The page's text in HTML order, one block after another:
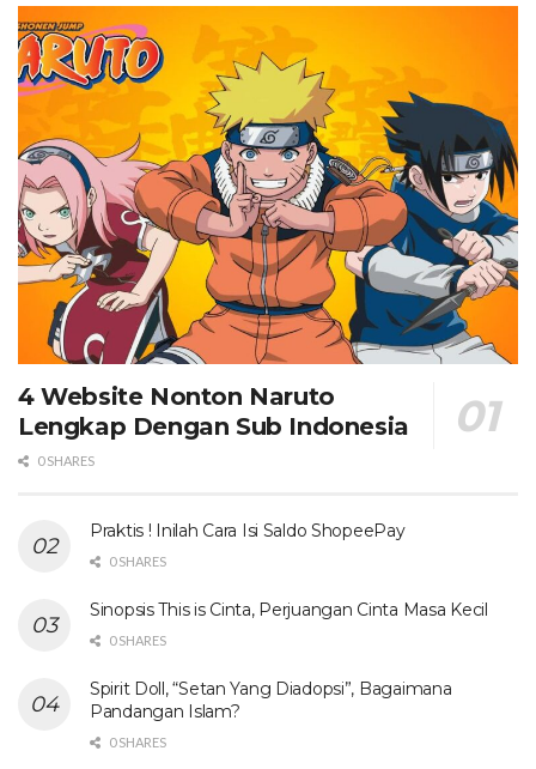
4 Website Nonton Naruto
Lengkap Dengan Sub Indonesia
0 SHARES
Praktis ! Inilah Cara Isi Saldo ShopeePay
0 SHARES
Sinopsis This is Cinta, Perjuangan Cinta Masa Kecil
0 SHARES
Spirit Doll, “Setan Yang Diadopsi”, Bagaimana
Pandangan Islam?
0 SHARES